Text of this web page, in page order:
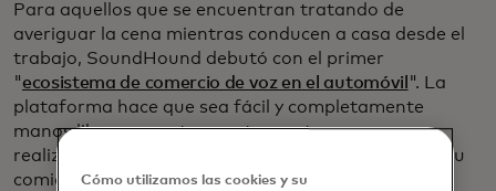
Para aquellos que se encuentran tratando de
averiguar la cena mientras conducen a casa desde el
trabajo, SoundHound debutó con el primer
"ecosistema de comercio de voz en el automóvil ". La
plataforma hace que sea fácil y completamente
manos libres encontrar restaurantes cercanos,
realizar y pagar su pedido y navegar para recoger su
comida, todo usando su voz a través del sistema de
Cómo utilizamos las cookies y su